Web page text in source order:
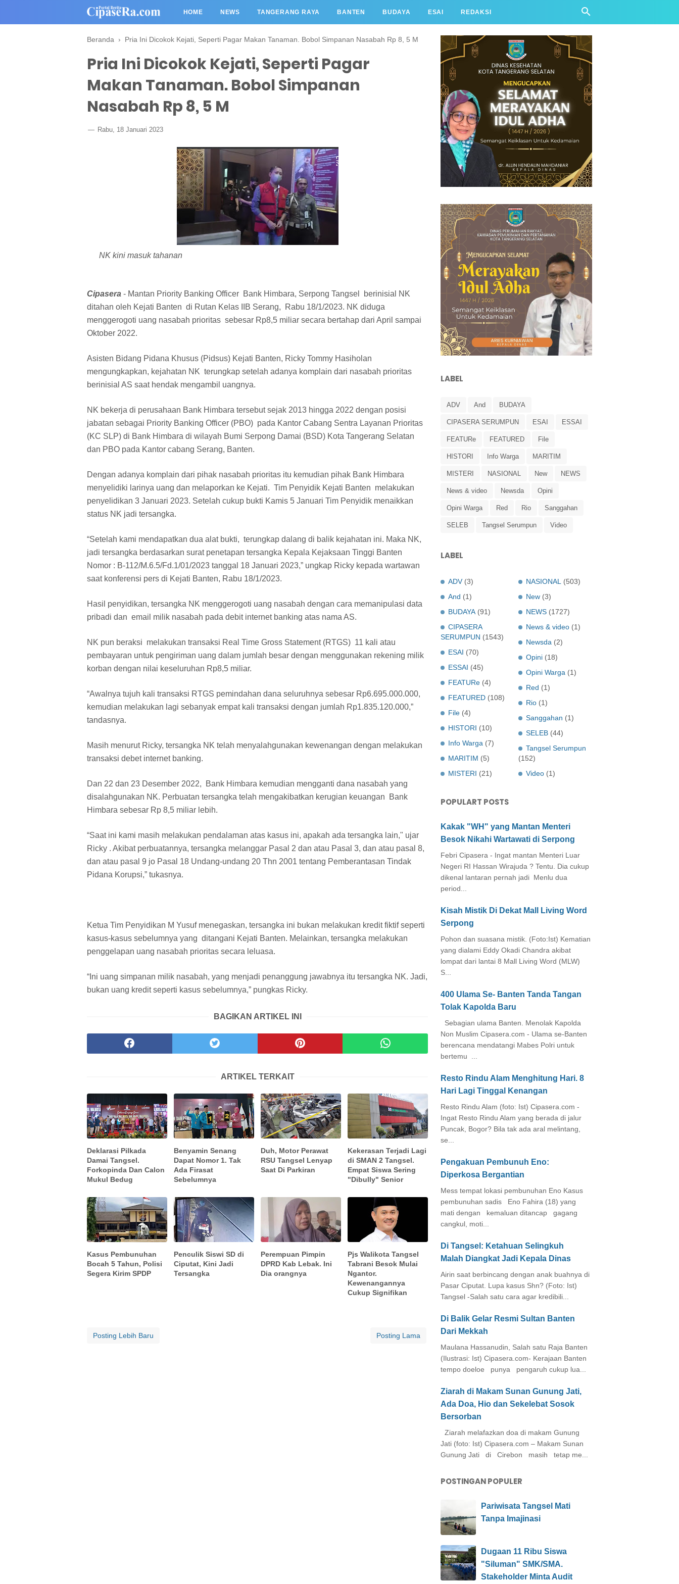
HOME NEWS TANGERANG RAYA BANTEN BUDAYA ESAI REDAKSI
Beranda › Pria Ini Dicokok Kejati, Seperti Pagar Makan Tanaman. Bobol Simpanan Nasabah Rp 8, 5 M
Pria Ini Dicokok Kejati, Seperti Pagar
Makan Tanaman. Bobol Simpanan
Nasabah Rp 8, 5 M
Rabu, 18 Januari 2023
NK kini masuk tahanan
Cipasera - Mantan Priority Banking Officer Bank Himbara, Serpong Tangsel berinisial NK
ditahan oleh Kejati Banten di Rutan Kelas IIB Serang, Rabu 18/1/2023. NK diduga
menggerogoti uang nasabah prioritas sebesar Rp8,5 miliar secara bertahap dari April sampai
Oktober 2022.
Asisten Bidang Pidana Khusus (Pidsus) Kejati Banten, Ricky Tommy Hasiholan
mengungkapkan, kejahatan NK terungkap setelah adanya komplain dari nasabah prioritas
berinisial AS saat hendak mengambil uangnya.
NK bekerja di perusahaan Bank Himbara tersebut sejak 2013 hingga 2022 dengan posisi
jabatan sebagai Priority Banking Officer (PBO) pada Kantor Cabang Sentra Layanan Prioritas
(KC SLP) di Bank Himbara di wilayah Bumi Serpong Damai (BSD) Kota Tangerang Selatan
dan PBO pada Kantor cabang Serang, Banten.
Dengan adanya komplain dari pihak nasabah prioritas itu kemudian pihak Bank Himbara
menyelidiki larinya uang dan melaporkan ke Kejati. Tim Penyidik Kejati Banten melakukan
penyelidikan 3 Januari 2023. Setelah cukup bukti Kamis 5 Januari Tim Penyidik menaikkan
status NK jadi tersangka.
“Setelah kami mendapatkan dua alat bukti, terungkap dalang di balik kejahatan ini. Maka NK,
jadi tersangka berdasarkan surat penetapan tersangka Kepala Kejaksaan Tinggi Banten
Nomor : B-112/M.6.5/Fd.1/01/2023 tanggal 18 Januari 2023,” ungkap Ricky kepada wartawan
saat konferensi pers di Kejati Banten, Rabu 18/1/2023.
Hasil penyidikan, tersangka NK menggerogoti uang nasabah dengan cara memanipulasi data
pribadi dan email milik nasabah pada debit internet banking atas nama AS.
NK pun beraksi melakukan transaksi Real Time Gross Statement (RTGS) 11 kali atau
pembayaran untuk pengiriman uang dalam jumlah besar dengan menggunakan rekening milik
korban dengan nilai keseluruhan Rp8,5 miliar.
“Awalnya tujuh kali transaksi RTGS pemindahan dana seluruhnya sebesar Rp6.695.000.000,
kemudian melakukan lagi sebanyak empat kali transaksi dengan jumlah Rp1.835.120.000,”
tandasnya.
Masih menurut Ricky, tersangka NK telah menyalahgunakan kewenangan dengan melakukan
transaksi debet internet banking.
Dan 22 dan 23 Desember 2022, Bank Himbara kemudian mengganti dana nasabah yang
disalahgunakan NK. Perbuatan tersangka telah mengakibatkan kerugian keuangan Bank
Himbara sebesar Rp 8,5 miliar lebih.
“Saat ini kami masih melakukan pendalaman atas kasus ini, apakah ada tersangka lain," ujar
Ricky . Akibat perbuatannya, tersangka melanggar Pasal 2 dan atau Pasal 3, dan atau pasal 8,
dan atau pasal 9 jo Pasal 18 Undang-undang 20 Thn 2001 tentang Pemberantasan Tindak
Pidana Korupsi,” tukasnya.
Ketua Tim Penyidikan M Yusuf menegaskan, tersangka ini bukan melakukan kredit fiktif seperti
kasus-kasus sebelumnya yang ditangani Kejati Banten. Melainkan, tersangka melakukan
penggelapan uang nasabah prioritas secara leluasa.
“Ini uang simpanan milik nasabah, yang menjadi penanggung jawabnya itu tersangka NK. Jadi,
bukan uang kredit seperti kasus sebelumnya,” pungkas Ricky.
BAGIKAN ARTIKEL INI
ARTIKEL TERKAIT
Deklarasi Pilkada
Damai Tangsel.
Forkopinda Dan Calon
Mukul Bedug
Benyamin Senang
Dapat Nomor 1. Tak
Ada Firasat
Sebelumnya
Duh, Motor Perawat
RSU Tangsel Lenyap
Saat Di Parkiran
Kekerasan Terjadi Lagi
di SMAN 2 Tangsel.
Empat Siswa Sering
"Dibully" Senior
Kasus Pembunuhan
Bocah 5 Tahun, Polisi
Segera Kirim SPDP
Penculik Siswi SD di
Ciputat, Kini Jadi
Tersangka
Perempuan Pimpin
DPRD Kab Lebak. Ini
Dia orangnya
Pjs Walikota Tangsel
Tabrani Besok Mulai
Ngantor.
Kewenangannya
Cukup Signifikan
Posting Lebih Baru Posting Lama
LABEL
ADV And BUDAYA
CIPASERA SERUMPUN ESAI ESSAI
FEATURe FEATURED File
HISTORI Info Warga MARITIM
MISTERI NASIONAL New NEWS
News & video Newsda Opini
Opini Warga Red Rio Sanggahan
SELEB Tangsel Serumpun Video
LABEL
ADV (3)
And (1)
BUDAYA (91)
CIPASERA
SERUMPUN (1543)
ESAI (70)
ESSAI (45)
FEATURe (4)
FEATURED (108)
File (4)
HISTORI (10)
Info Warga (7)
MARITIM (5)
MISTERI (21)
NASIONAL
(503)
New (3)
NEWS (1727)
News & video (1)
Newsda (2)
Opini (18)
Opini Warga (1)
Red (1)
Rio (1)
Sanggahan (1)
SELEB (44)
Tangsel Serumpun
(152)
Video (1)
POPULART POSTS
Kakak "WH" yang Mantan Menteri
Besok Nikahi Wartawati di Serpong
Febri Cipasera - Ingat mantan Menteri Luar
Negeri RI Hassan Wirajuda ? Tentu. Dia cukup
dikenal lantaran pernah jadi Menlu dua
period...
Kisah Mistik Di Dekat Mall Living Word
Serpong
Pohon dan suasana mistik. (Foto:Ist) Kematian
yang dialami Eddy Okadi Chandra akibat
lompat dari lantai 8 Mall Living Word (MLW)
S...
400 Ulama Se- Banten Tanda Tangan
Tolak Kapolda Baru
Sebagian ulama Banten. Menolak Kapolda
Non Muslim Cipasera.com - Ulama se-Banten
berencana mendatangi Mabes Polri untuk
bertemu ...
Resto Rindu Alam Menghitung Hari. 8
Hari Lagi Tinggal Kenangan
Resto Rindu Alam (foto: Ist) Cipasera.com -
Ingat Resto Rindu Alam yang berada di jalur
Puncak, Bogor? Bila tak ada aral melintang,
se...
Pengakuan Pembunuh Eno:
Diperkosa Bergantian
Mess tempat lokasi pembunuhan Eno Kasus
pembunuhan sadis Eno Fahira (18) yang
mati dengan kemaluan ditancap gagang
cangkul, moti...
Di Tangsel: Ketahuan Selingkuh
Malah Diangkat Jadi Kepala Dinas
Airin saat berbincang dengan anak buahnya di
Pasar Ciputat. Lupa kasus Shn? (Foto: Ist)
Tangsel -Salah satu cara agar kredibili...
Di Balik Gelar Resmi Sultan Banten
Dari Mekkah
Maulana Hassanudin, Salah satu Raja Banten
(Ilustrasi: Ist) Cipasera.com- Kerajaan Banten
tempo doeloe punya pengaruh cukup lua...
Ziarah di Makam Sunan Gunung Jati,
Ada Doa, Hio dan Sekelebat Sosok
Bersorban
Ziarah melafazkan doa di makam Gunung
Jati (foto: Ist) Cipasera.com – Makam Sunan
Gunung Jati di Cirebon masih tetap me...
POSTINGAN POPULER
Pariwisata Tangsel Mati
Tanpa Imajinasi
Dugaan 11 Ribu Siswa
"Siluman" SMK/SMA.
Stakeholder Minta Audit